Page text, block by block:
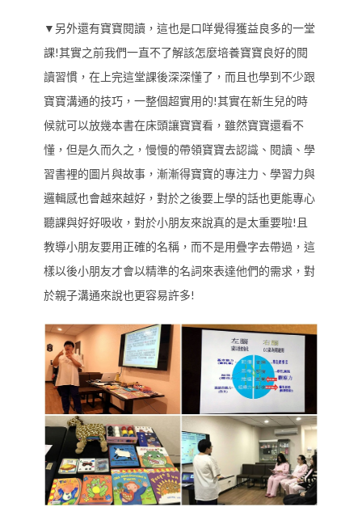
▼另外還有寶寶閱讀，這也是口咩覺得獲益良多的一堂
課!其實之前我們一直不了解該怎麼培養寶寶良好的閱
讀習慣，在上完這堂課後深深懂了，而且也學到不少跟
寶寶溝通的技巧，一整個超實用的!其實在新生兒的時
候就可以放幾本書在床頭讓寶寶看，雖然寶寶還看不
懂，但是久而久之，慢慢的帶領寶寶去認識、閱讀、學
習書裡的圖片與故事，漸漸得寶寶的專注力、學習力與
邏輯感也會越來越好，對於之後要上學的話也更能專心
聽課與好好吸收，對於小朋友來說真的是太重要啦!且
教導小朋友要用正確的名稱，而不是用疊字去帶過，這
樣以後小朋友才會以精準的名詞來表達他們的需求，對
於親子溝通來說也更容易許多!